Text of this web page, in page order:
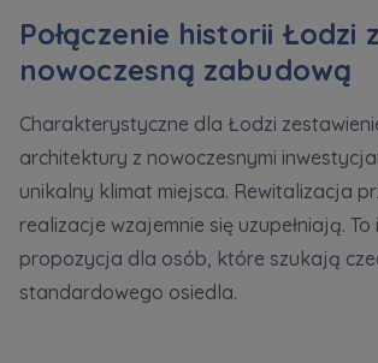
Połączenie historii Łodzi z
nowoczesną zabudową
Charakterystyczne dla Łodzi
architektury z nowoczesnymi
unikalny klimat miejsca. Rewitalizacja
realizacje wzajemnie się uzupełniają.
propozycja dla osób, które szukają
standardowego osiedla.